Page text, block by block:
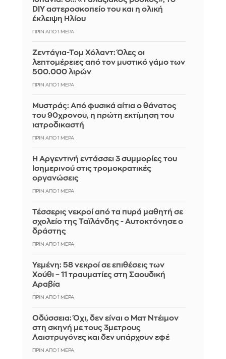
DIY αστεροσκοπείο του και η ολική
έκλειψη Ηλίου
ΠΡΙΝ ΑΠΌ 1 ΜΈΡΑ
Ζεντάγια-Τομ Χόλαντ: Όλες οι
λεπτομέρειες από τον μυστικό γάμο των
500.000 λιρών
ΠΡΙΝ ΑΠΌ 1 ΜΈΡΑ
Μυστράς: Από φυσικά αίτια ο θάνατος
του 90χρονου, η πρώτη εκτίμηση του
ιατροδικαστή
ΠΡΙΝ ΑΠΌ 1 ΜΈΡΑ
Η Αργεντινή εντάσσει 3 συμμορίες του
Ισημερινού στις τρομοκρατικές
οργανώσεις
ΠΡΙΝ ΑΠΌ 1 ΜΈΡΑ
Τέσσερις νεκροί από τα πυρά μαθητή σε
σχολείο της Ταϊλάνδης - Αυτοκτόνησε ο
δράστης
ΠΡΙΝ ΑΠΌ 1 ΜΈΡΑ
Υεμένη: 58 νεκροί σε επιθέσεις των
Χούθι – 11 τραυματίες στη Σαουδική
Αραβία
ΠΡΙΝ ΑΠΌ 1 ΜΈΡΑ
Οδύσσεια: Όχι, δεν είναι ο Ματ Ντέιμον
στη σκηνή με τους 3μετρους
Λαιστρυγόνες και δεν υπάρχουν εφέ
ΠΡΙΝ ΑΠΌ 1 ΜΈΡΑ